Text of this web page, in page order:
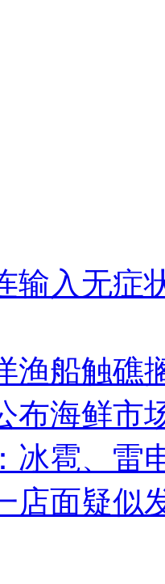
输入无症
渔船触礁
布海鲜市
冰雹、雷
店面疑似